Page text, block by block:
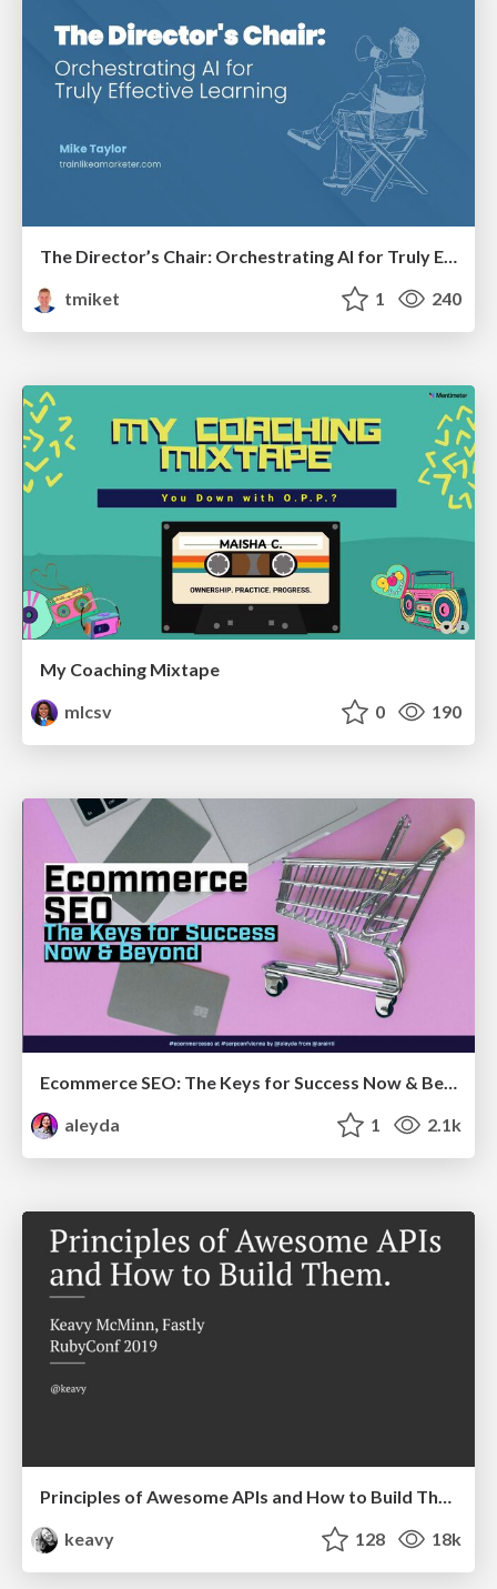
tmiket
1 240
My Coaching Mixtape
mlcsv
0 190
Ecommerce SEO: The Keys for Success Now & Beyond - #SERPConf2024
aleyda
1 2.1k
Principles of Awesome APIs and How to Build Them.
keavy
128 18k